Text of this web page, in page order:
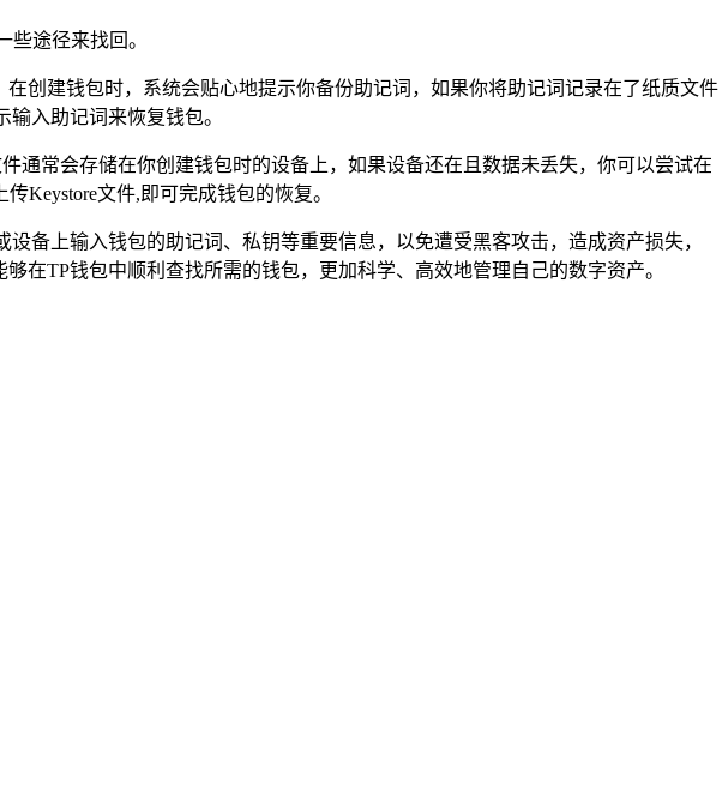
途径来找回。
创建钱包时，系统会贴心地提示你备份助记词，如果你将助记词记录在了纸质文件
入助记词来恢复钱包。
通常会存储在你创建钱包时的设备上，如果设备还在且数据未丢失，你可以尝试在
Keystore文件,即可完成钱包的恢复。
备上输入钱包的助记词、私钥等重要信息，以免遭受黑客攻击，造成资产损失，
在TP钱包中顺利查找所需的钱包，更加科学、高效地管理自己的数字资产。